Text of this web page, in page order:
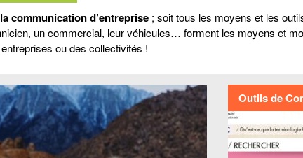
communication d’entreprise ; soit tous les moyens et les
un commercial, leur véhicules… forment les moyens et
ou des collectivités !
Outils de